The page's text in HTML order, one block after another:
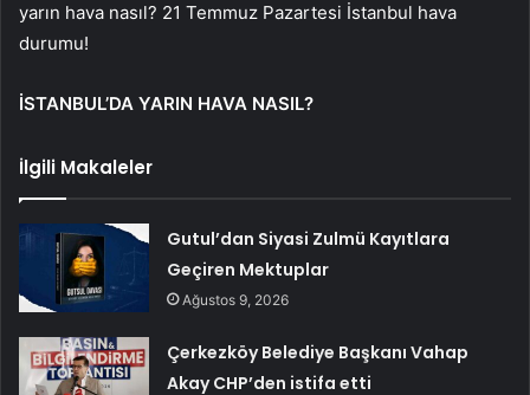
yarın hava nasıl? 21 Temmuz Pazartesi İstanbul hava
durumu!
İSTANBUL’DA YARIN HAVA NASIL?
İlgili Makaleler
Gutul’dan Siyasi Zulmü Kayıtlara
Geçiren Mektuplar
Ağustos 9, 2026
Çerkezköy Belediye Başkanı Vahap
Akay CHP’den istifa etti